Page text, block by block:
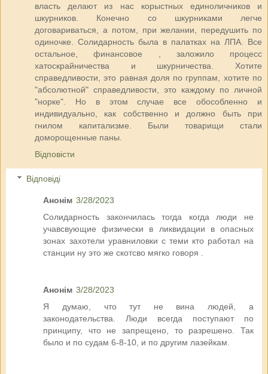
власть делают из нас корыстных единоличников и
шкурников. Конечно со шкурниками легче
договариваться, а потом, при желании, передушить по
одиночке. Солидарность была в палатках на ЛПА. Все
остальное, финансовое , заложило процесс
хатоскрайничества и шкурничества. Хотите
справедливости, это равная доля по группам, хотите по
"абсолютной" справедливости, это каждому по личной
"норке". Но в этом случае все обособленно и
индивидуально, как собственно и должно быть при
гнилом капитализме. Были товарищи стали
доморощенные паны.
Відповісти
Відповіді
Анонім 3/28/2023
Солидарность закончилась тогда когда люди не
учавсвующие физически в ликвидации в опасных
зонах захотели уравниловки с теми кто работал на
станции ну это же скотсво мягко говоря .
Анонім 3/28/2023
Я думаю, что тут не вина людей, а
законодательства. Люди всегда поступают по
принципу, что не запрещено, то разрешено. Так
было и по судам 6-8-10, и по другим лазейкам.